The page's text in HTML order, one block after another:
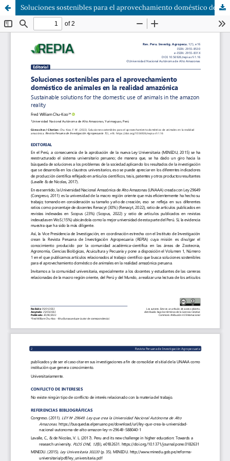
Soluciones sostenibles para el aprovechamiento doméstico de animales en la realidad amazónica